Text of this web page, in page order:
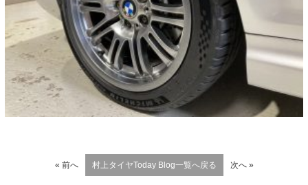
« 前へ 村上タイヤToday Blog一覧へ戻る 次へ »